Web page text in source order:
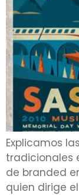
Explicamos
tradicionales
de branded
quien dirige